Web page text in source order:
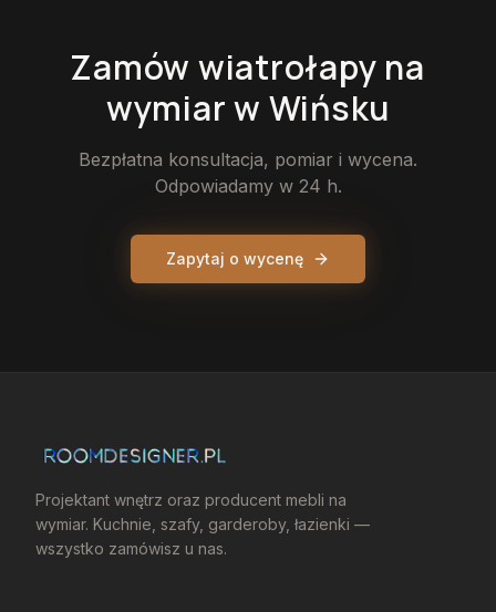
Zamów wiatrołapy na
wymiarw Wińsku
Bezpłatna konsultacja, pomiar i wycena.
Odpowiadamy w 24 h.
Zapytaj o wycenę
Projektant wnętrz oraz producent mebli na
wymiar. Kuchnie, szafy, garderoby, łazienki —
wszystko zamówisz u nas.